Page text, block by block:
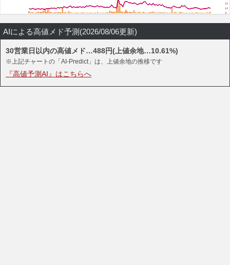
AIによる高値メド予測(2026/08/06更新)
30営業日以内の高値メド…488円(上値余地…10.61%)
※上記チャートの「AI-Predict」は、上値余地の推移です
『高値予測AI』はこちらへ